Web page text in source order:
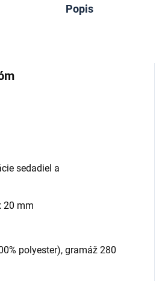
Popis
sedadiel a
20 mm
polyester), gramáž 280